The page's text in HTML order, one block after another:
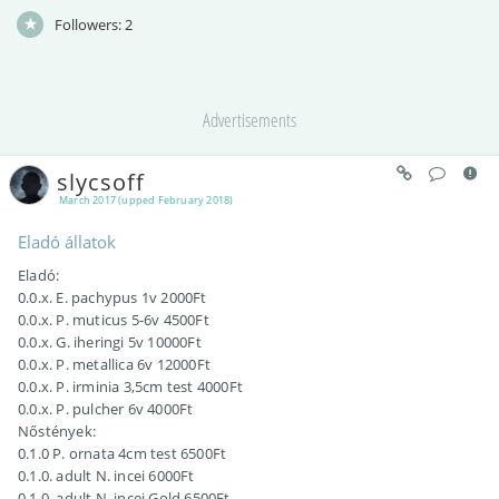
Followers:2
Advertisements
March 2017 (upped February 2018)
slycsoff
Eladó állatok
Eladó:
0.0.x. E. pachypus 1v 2000Ft
0.0.x. P. muticus 5-6v 4500Ft
0.0.x. G. iheringi 5v 10000Ft
0.0.x. P. metallica 6v 12000Ft
0.0.x. P. irminia 3,5cm test 4000Ft
0.0.x. P. pulcher 6v 4000Ft
Nőstények:
0.1.0 P. ornata 4cm test 6500Ft
0.1.0. adult N. incei 6000Ft